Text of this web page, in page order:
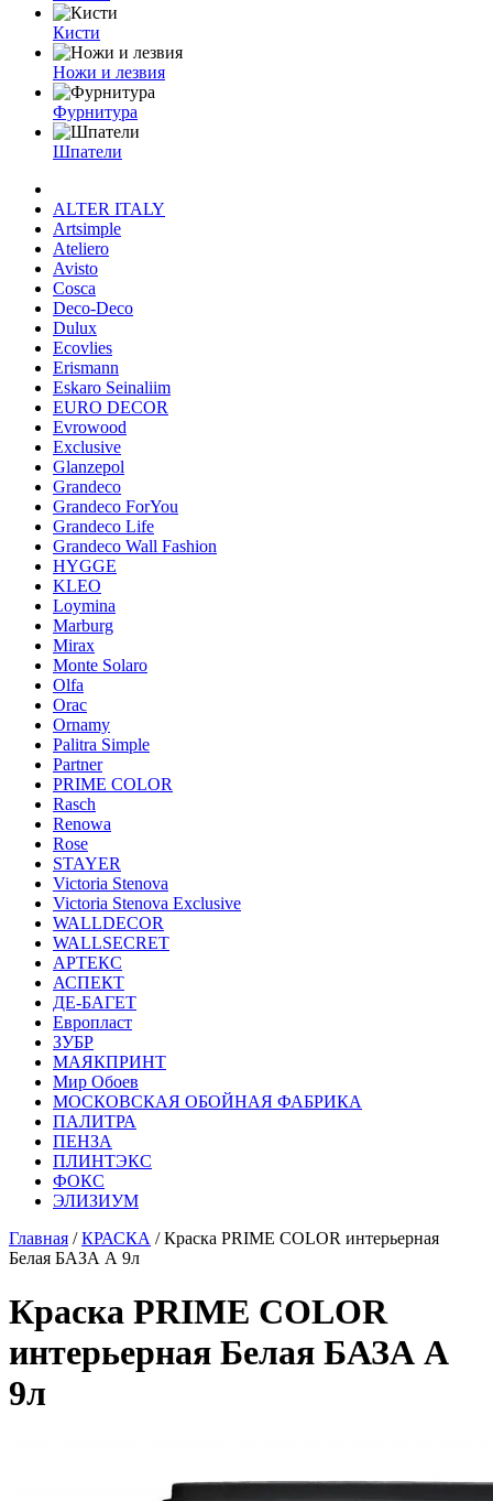
Кисти
Ножи и лезвия
Фурнитура
Шпатели
ALTER ITALY
Artsimple
Ateliero
Avisto
Cosca
Deco-Deco
Dulux
Ecovlies
Erismann
Eskaro Seinaliim
EURO DECOR
Evrowood
Exclusive
Glanzepol
Grandeco
Grandeco ForYou
Grandeco Life
Grandeco Wall Fashion
HYGGE
KLEO
Loymina
Marburg
Mirax
Monte Solaro
Olfa
Orac
Ornamy
Palitra Simple
Partner
PRIME COLOR
Rasch
Renowa
Rose
STAYER
Victoria Stenova
Victoria Stenova Exclusive
WALLDECOR
WALLSECRET
АРТЕКС
АСПЕКТ
ДЕ-БАГЕТ
Европласт
ЗУБР
МАЯКПРИНТ
Мир Обоев
МОСКОВСКАЯ ОБОЙНАЯ ФАБРИКА
ПАЛИТРА
ПЕНЗА
ПЛИНТЭКС
ФОКС
ЭЛИЗИУМ
Главная /КРАСКА / Краска PRIME COLOR интерьерная
Белая БАЗА А 9л
Краска PRIME COLOR
интерьерная Белая БАЗА А
9л